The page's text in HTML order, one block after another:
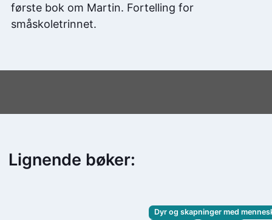
første bok om Martin. Fortelling for
småskoletrinnet.
Lignende bøker:
Dyr og skapninger med